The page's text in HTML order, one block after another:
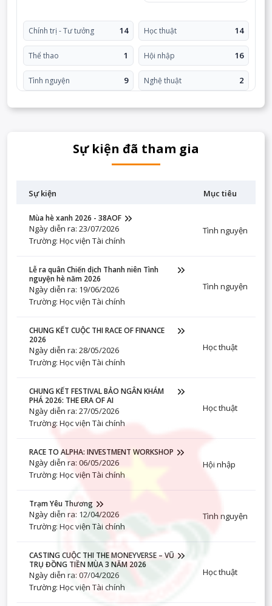
Chính trị - Tư tưởng 14 Học thuật 14
Thể thao 1 Hội nhập 16
Tình nguyện 9 Nghệ thuật 2
Sự kiện đã tham gia
Sự kiện Mục tiêu
Mùa hè xanh 2026 - 38AOF
Ngày diễn ra: 23/07/2026
Trường: Học viện Tài chính
Tình nguyện
Lễ ra quân Chiến dịch Thanh niên Tình
nguyện hè năm 2026
Ngày diễn ra: 19/06/2026
Trường: Học viện Tài chính
Tình nguyện
CHUNG KẾT CUỘC THI RACE OF FINANCE
2026
Ngày diễn ra: 28/05/2026
Trường: Học viện Tài chính
Học thuật
CHUNG KẾT FESTIVAL BẢO NGÂN KHÁM
PHÁ 2026: THE ERA OF AI
Ngày diễn ra: 27/05/2026
Trường: Học viện Tài chính
Học thuật
RACE TO ALPHA: INVESTMENT WORKSHOP
Ngày diễn ra: 06/05/2026
Trường: Học viện Tài chính
Hội nhập
Trạm Yêu Thương
Ngày diễn ra: 12/04/2026
Trường: Học viện Tài chính
Tình nguyện
CASTING CUỘC THI THE MONEYVERSE – VŨ
TRỤ ĐỒNG TIỀN MÙA 3 NĂM 2026
Ngày diễn ra: 07/04/2026
Trường: Học viện Tài chính
Học thuật